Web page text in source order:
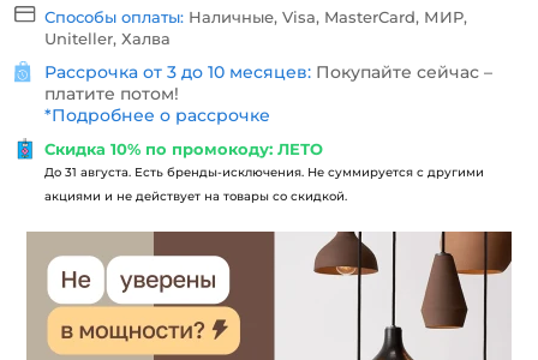
Способы оплаты: Наличные, Visa, MasterCard, МИР,
Uniteller, Халва
Рассрочка от 3 до 10 месяцев: Покупайте сейчас –
платите потом!
*Подробнее о рассрочке
Скидка 10% по промокоду: ЛЕТО
До 31 августа. Есть бренды-исключения. Не суммируется с другими
акциями и не действует на товары со скидкой.